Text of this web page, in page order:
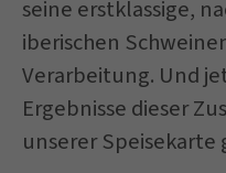
seine erstklassige,
iberischen
Verarbeitung. Und
Ergebnisse dieser
unserer Speisekarte